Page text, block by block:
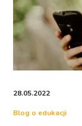
28.05.2022
Blog o edukacji